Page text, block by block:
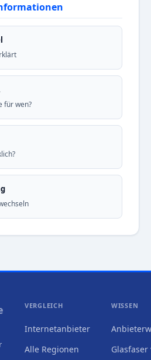
für wen?
VERGLEICH
Internetanbieter
Alle Regionen
WISSEN
Glasfaser